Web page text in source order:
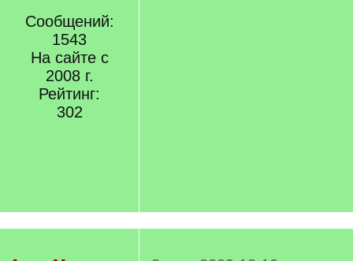
Сообщений:
1543
На сайте с
2008 г.
Рейтинг:
302